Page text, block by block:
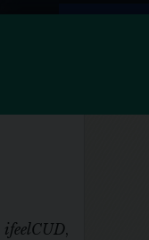
ifeelCUD,